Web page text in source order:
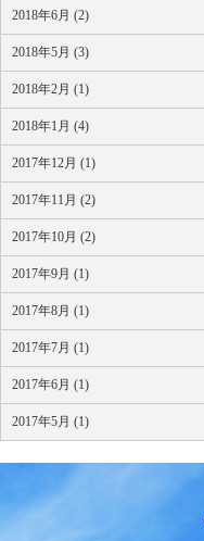
2018年6月 (2)
2018年5月 (3)
2018年2月 (1)
2018年1月 (4)
2017年12月 (1)
2017年11月 (2)
2017年10月 (2)
2017年9月 (1)
2017年8月 (1)
2017年7月 (1)
2017年6月 (1)
2017年5月 (1)